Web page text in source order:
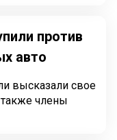
против
авто
высказали свое
члены